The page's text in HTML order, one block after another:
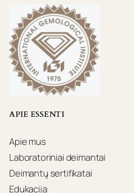
APIE ESSENTI
Apie mus
Laboratoriniai deimantai
Deimantų sertifikatai
Edukacija